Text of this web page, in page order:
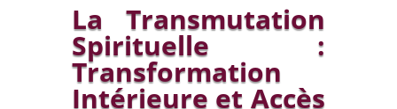
La Transmutation
Spirituelle :
Transformation
Intérieure et Accès